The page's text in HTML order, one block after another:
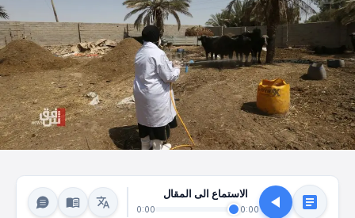
الاستماع الى المقال
0:00
0:00